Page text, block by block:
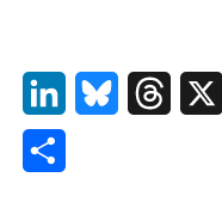
LinkedInBluesky